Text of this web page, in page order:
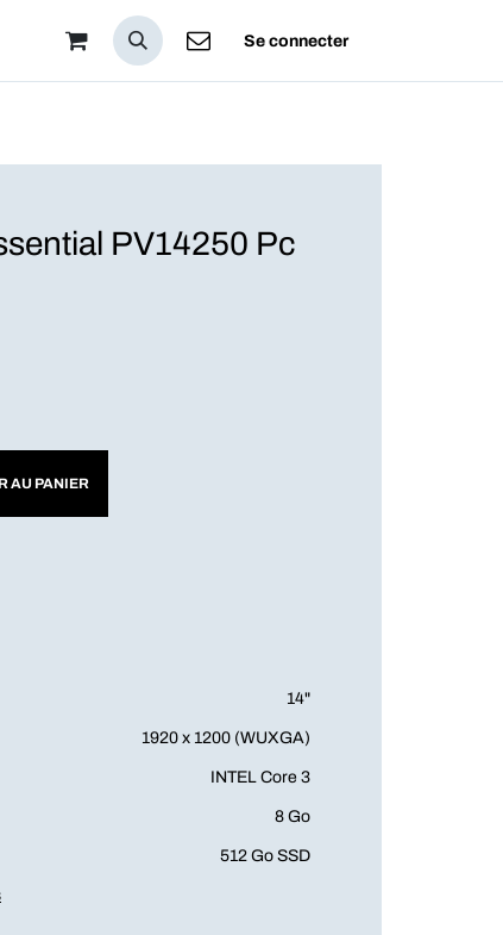
Se connecter
PV14250 Pc
AU PANIER
14"
1920 x 1200 (WUXGA)
INTEL Core 3
8 Go
512 Go SSD